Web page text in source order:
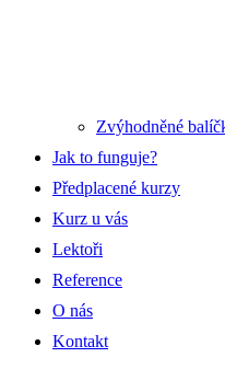
Zvýhodněné
Jak to funguje?
Předplacené kurzy
Kurz u vás
Lektoři
Reference
O nás
Kontakt